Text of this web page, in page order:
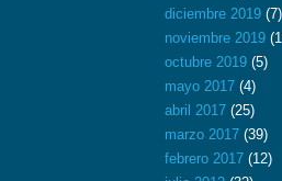
diciembre 2019 (7)
noviembre 2019
octubre 2019 (5)
mayo 2017 (4)
abril 2017 (25)
marzo 2017 (39)
febrero 2017 (12)